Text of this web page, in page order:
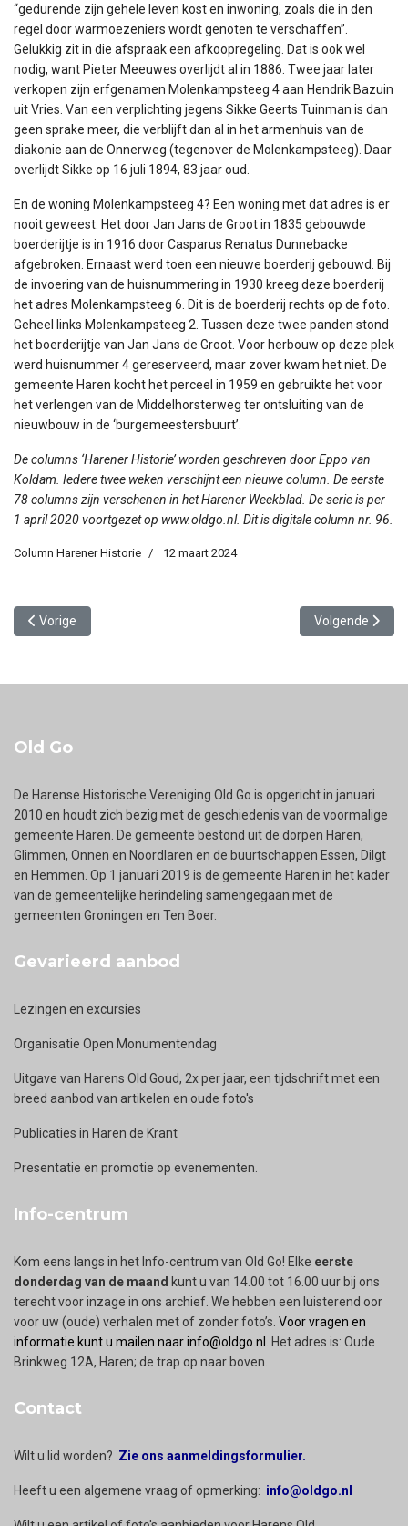
“gedurende zijn gehele leven kost en inwoning, zoals die in den
regel door warmoezeniers wordt genoten te verschaffen”.
Gelukkig zit in die afspraak een afkoopregeling. Dat is ook wel
nodig, want Pieter Meeuwes overlijdt al in 1886. Twee jaar later
verkopen zijn erfgenamen Molenkampsteeg 4 aan Hendrik Bazuin
uit Vries. Van een verplichting jegens Sikke Geerts Tuinman is dan
geen sprake meer, die verblijft dan al in het armenhuis van de
diakonie aan de Onnerweg (tegenover de Molenkampsteeg). Daar
overlijdt Sikke op 16 juli 1894, 83 jaar oud.
En de woning Molenkampsteeg 4? Een woning met dat adres is er
nooit geweest. Het door Jan Jans de Groot in 1835 gebouwde
boerderijtje is in 1916 door Casparus Renatus Dunnebacke
afgebroken. Ernaast werd toen een nieuwe boerderij gebouwd. Bij
de invoering van de huisnummering in 1930 kreeg deze boerderij
het adres Molenkampsteeg 6. Dit is de boerderij rechts op de foto.
Geheel links Molenkampsteeg 2. Tussen deze twee panden stond
het boerderijtje van Jan Jans de Groot. Voor herbouw op deze plek
werd huisnummer 4 gereserveerd, maar zover kwam het niet. De
gemeente Haren kocht het perceel in 1959 en gebruikte het voor
het verlengen van de Middelhorsterweg ter ontsluiting van de
nieuwbouw in de ‘burgemeestersbuurt’.
De columns ‘Harener Historie’ worden geschreven door Eppo van
Koldam. Iedere twee weken verschijnt een nieuwe column. De eerste
78 columns zijn verschenen in het Harener Weekblad. De serie is per
1 april 2020 voortgezet op www.oldgo.nl. Dit is digitale column nr. 96.
Column Harener Historie 12 maart 2024
Vorig artikel: Groene Kruisgebouw Meerweg
Vorige Volgende
Volgende
Old Go
De Harense Historische Vereniging Old Go is opgericht in januari
2010 en houdt zich bezig met de geschiedenis van de voormalige
gemeente Haren. De gemeente bestond uit de dorpen Haren,
Glimmen, Onnen en Noordlaren en de buurtschappen Essen, Dilgt
en Hemmen. Op 1 januari 2019 is de gemeente Haren in het kader
van de gemeentelijke herindeling samengegaan met de
gemeenten Groningen en Ten Boer.
Gevarieerd aanbod
Lezingen en excursies
Organisatie Open Monumentendag
Uitgave van Harens Old Goud, 2x per jaar, een tijdschrift met een
breed aanbod van artikelen en oude foto's
Publicaties in Haren de Krant
Presentatie en promotie op evenementen.
Info-centrum
Kom eens langs in het Info-centrum van Old Go! Elke eerste
donderdag van de maand kunt u van 14.00 tot 16.00 uur bij ons
terecht voor inzage in ons archief. We hebben een luisterend oor
voor uw (oude) verhalen met of zonder foto’s. Voor vragen en
informatie kunt u mailen naar info@oldgo.nl
. Het adres is: Oude
Brinkweg 12A, Haren; de trap op naar boven.
Contact
Wilt u lid worden? Zie ons aanmeldingsformulier.
Heeft u een algemene vraag of opmerking: info@oldgo.nl